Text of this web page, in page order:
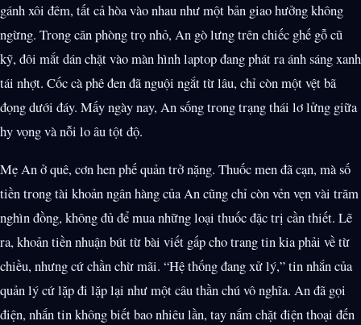
gánh xôi đêm, tất cả hòa vào nhau như một bản giao hưởng không
ngừng. Trong căn phòng trọ nhỏ, An gò lưng trên chiếc ghế gỗ cũ
kỹ, đôi mắt dán chặt vào màn hình laptop đang phát ra ánh sáng xanh
tái nhợt. Cốc cà phê đen đã nguội ngắt từ lâu, chỉ còn một vệt bã
đọng dưới đáy. Mấy ngày nay, An sống trong trạng thái lơ lửng giữa
hy vọng và nỗi lo âu tột độ.
Mẹ An ở quê, cơn hen phế quản trở nặng. Thuốc men đã cạn, mà số
tiền trong tài khoản ngân hàng của An cũng chỉ còn vẻn vẹn vài trăm
nghìn đồng, không đủ để mua những loại thuốc đặc trị cần thiết. Lẽ
ra, khoản tiền nhuận bút từ bài viết gấp cho trang tin kia phải về từ
chiều, nhưng cứ chần chừ mãi. “Hệ thống đang xử lý,” tin nhắn của
quản lý cứ lặp đi lặp lại như một câu thần chú vô nghĩa. An đã gọi
điện, nhắn tin không biết bao nhiêu lần, tay nắm chặt điện thoại đến